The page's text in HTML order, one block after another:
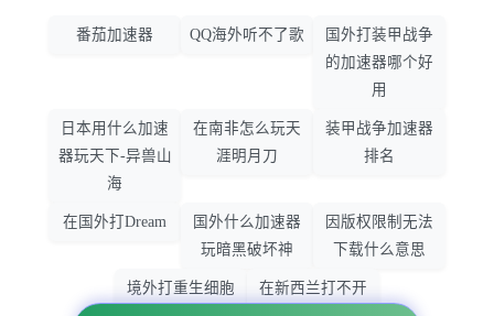
番茄加速器 QQ海外听不了歌
国外打装甲战争
的加速器哪个好
用
日本用什么加速
器玩天下-异兽山
海
在南非怎么玩天
涯明月刀
装甲战争加速器
排名
在国外打Dream
国外什么加速器
玩暗黑破坏神
因版权限制无法
下载什么意思
境外打重生细胞
在新西兰打不开